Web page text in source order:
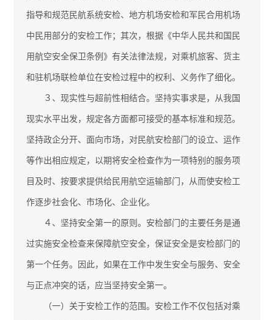
指导和规范民航系统安检、地方机场安检和军民合用机场
中民用部分的安检工作；其次，根据《中华人民共和国民
用航空安全保卫条例》有关法律法规，对乘机旅客、货主
和驻机场联检单位在安检过程中的权利、义务作了细化。
３、现实性与超前性相结合。坚持实事求是，从我国
现实水平出发，规定各方面都可接受的基本标准和规范。
坚持政企分开、面向市场，对民航安检部门的设立、运作
等作出相应规定，以期将安全检查作为一项特别的服务项
目及时、按要求提供给民用航空运输部门，从而使安检工
作逐步社会化、市场化、企业化。
４、坚持安全第一的原则。安检部门的主要任务是通
过实施安全检查来保障航空安全，保证安全是安检部门的
第一个任务。因此，如果在工作中发生安全与服务、安全
与正点冲突的话，应当坚持安全第一。
（一）关于安检工作的范围。安检工作不仅包括对乘